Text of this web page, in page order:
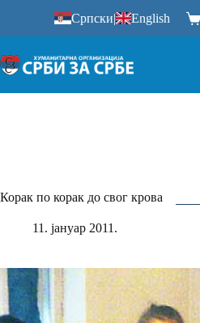
Српски| English
Корак по корак до свог крова
11. јануар 2011.